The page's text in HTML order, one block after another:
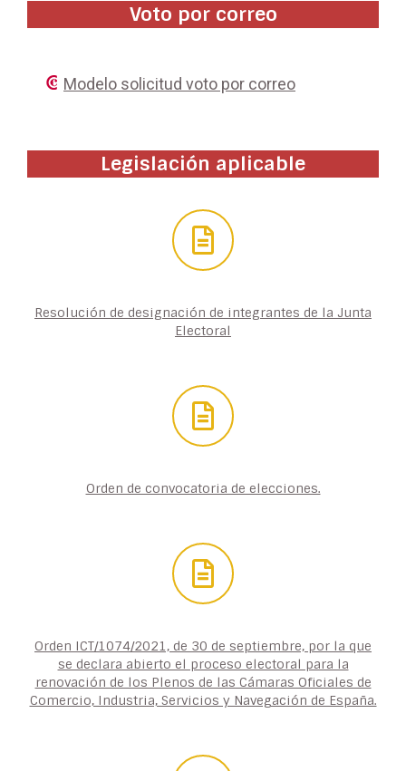
Voto por correo
Modelo solicitud voto por correo
Legislación aplicable
Resolución de designación de integrantes de la Junta
Electoral
Orden de convocatoria de elecciones.
Orden ICT/1074/2021, de 30 de septiembre, por la que
se declara abierto el proceso electoral para la
renovación de los Plenos de las Cámaras Oficiales de
Comercio, Industria, Servicios y Navegación de España.